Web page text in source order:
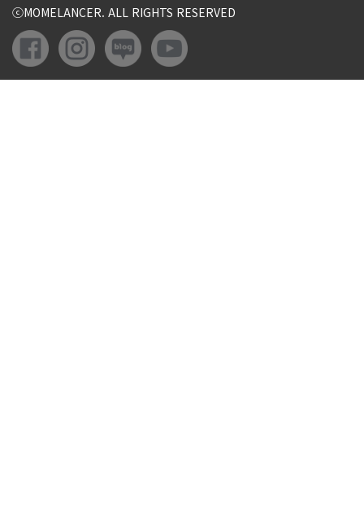
ⓒMOMELANCER. ALL RIGHTS RESERVED